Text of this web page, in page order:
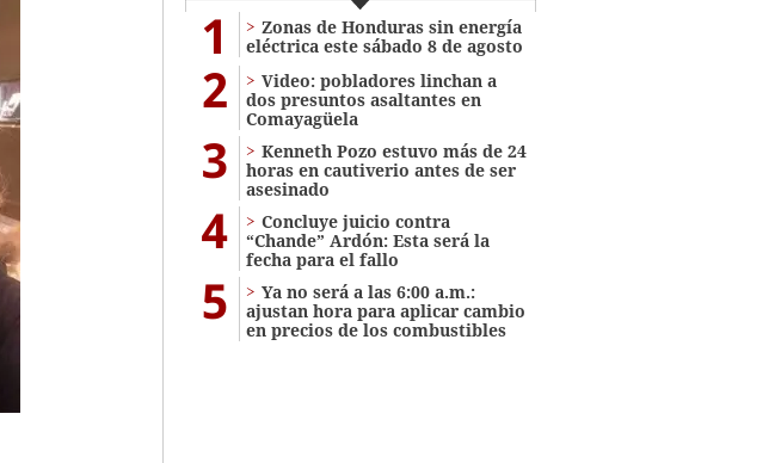
1
Zonas de Honduras sin energía
eléctrica este sábado 8 de agosto
2
Video: pobladores linchan a
dos presuntos asaltantes en
Comayagüela
3
Kenneth Pozo estuvo más de 24
horas en cautiverio antes de ser
asesinado
4
Concluye juicio contra
“Chande” Ardón: Esta será la
fecha para el fallo
5
Ya no será a las 6:00 a.m.:
ajustan hora para aplicar cambio
en precios de los combustibles